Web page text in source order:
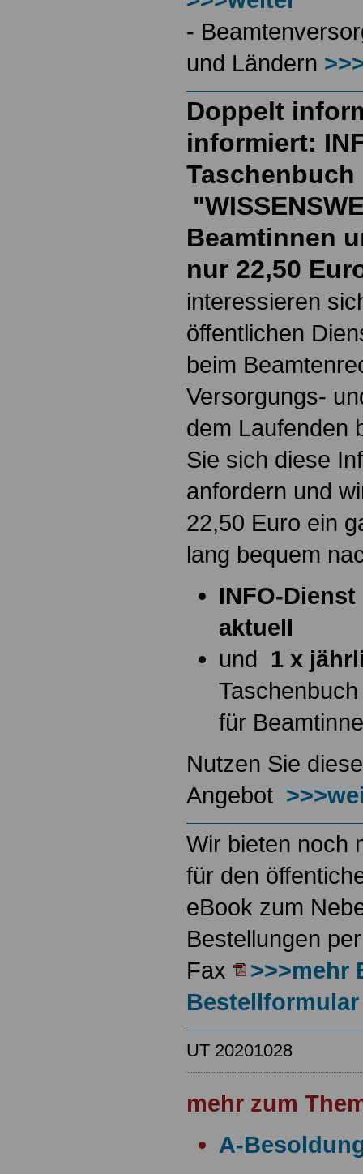
-
und Ländern
Doppelt
informiert:
Taschenbuch
Beamtinnen
nur 22,50
interessieren
öffentlichen
beim
Versorgungs-
dem Laufenden
Sie sich diese
anfordern und
22,50 Euro ein
lang bequem
INFO-
aktuell
und 1 x
Taschenbuch
für
Nutzen Sie
Angebot
Wir bieten noch
für den
eBook zum
Bestellungen
Fax
>>>mehr
Bestellformular
UT 20201028
mehr zum
A-